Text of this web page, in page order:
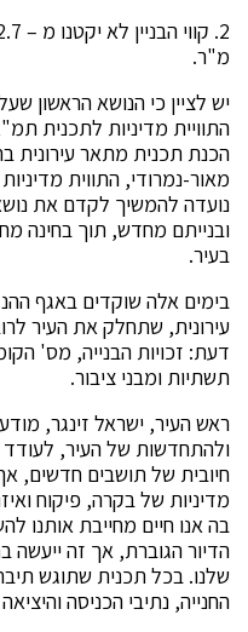
מ"ר.
יש לציין כי הנושא הראשון
הכנת תכנית מתאר עירונית
מאור-נמרודי, התווית
נועדה להמשיך לקדם את
ובנייתם מחדש, תוך בחינה
בעיר.
בימים אלה שוקדים באגף
עירונית, שתחלק את העיר
דעת: זכויות הבנייה, מס'
תשתיות ומבני ציבור.
ראש העיר, ישראל זינגר,
ולהתחדשות של העיר, לעודד
חיובית של תושבים חדשים,
מדיניות של בקרה, פיקוח
בה אנו חיים מחייבת אותנו
הדיור הגוברת, אך זה
שלנו. בכל תכנית שתוגש
החנייה, נתיבי הכניסה